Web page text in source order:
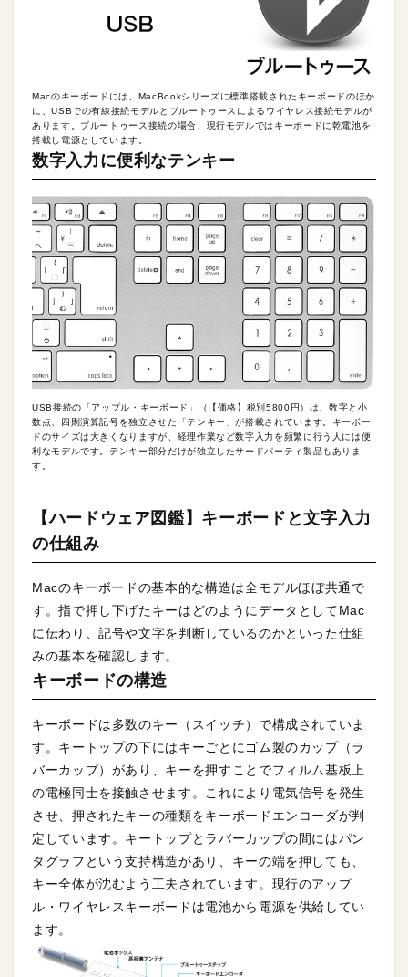
Macのキーボードには、MacBookシリーズに標準搭載されたキーボードのほか
に、USBでの有線接続モデルとブルートゥースによるワイヤレス接続モデルが
あります。ブルートゥース接続の場合、現行モデルではキーボードに乾電池を
搭載し電源としています。
数字入力に便利なテンキー
USB接続の「アップル・キーボード」（【価格】税別5800円）は、数字と小
数点、四則演算記号を独立させた「テンキー」が搭載されています。キーボー
ドのサイズは大きくなりますが、経理作業など数字入力を頻繁に行う人には便
利なモデルです。テンキー部分だけが独立したサードパーティ製品もありま
す。
【ハードウェア図鑑】キーボードと文字入力
の仕組み
Macのキーボードの基本的な構造は全モデルほぼ共通で
す。指で押し下げたキーはどのようにデータとしてMac
に伝わり、記号や文字を判断しているのかといった仕組
みの基本を確認します。
キーボードの構造
キーボードは多数のキー（スイッチ）で構成されていま
す。キートップの下にはキーごとにゴム製のカップ（ラ
バーカップ）があり、キーを押すことでフィルム基板上
の電極同士を接触させます。これにより電気信号を発生
させ、押されたキーの種類をキーボードエンコーダが判
定しています。キートップとラバーカップの間にはパン
タグラフという支持構造があり、キーの端を押しても、
キー全体が沈むよう工夫されています。現行のアップ
ル・ワイヤレスキーボードは電池から電源を供給してい
ます。